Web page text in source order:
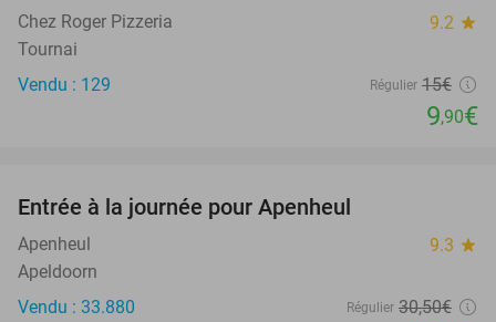
Chez Roger Pizzeria 9.2 star
Tournai
Vendu : 129
Régulier 15€
9,90€
Entrée à la journée pour Apenheul
Apenheul 9.3 star
Apeldoorn
Vendu : 33.880
Régulier 30,50€